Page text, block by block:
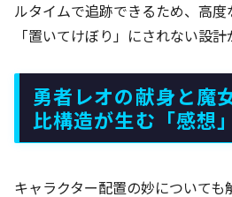
ルタイムで追跡できるため、高
「置いてけぼり」にされない設計
勇者レオの献身と魔
比構造が生む「感想
キャラクター配置の妙についても